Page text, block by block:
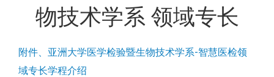
物技术学系 领域专长
附件、亚洲大学医学检验暨生物技术学系-智慧医检领
域专长学程介绍